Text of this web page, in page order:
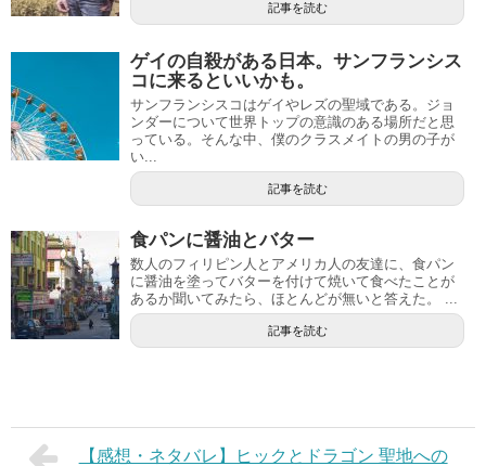
記事を読む
ゲイの自殺がある日本。サンフランシス
コに来るといいかも。
サンフランシスコはゲイやレズの聖域である。ジョ
ンダーについて世界トップの意識のある場所だと思
っている。そんな中、僕のクラスメイトの男の子が
い...
記事を読む
食パンに醤油とバター
数人のフィリピン人とアメリカ人の友達に、食パン
に醤油を塗ってバターを付けて焼いて食べたことが
あるか聞いてみたら、ほとんどが無いと答えた。 ...
記事を読む
【感想・ネタバレ】ヒックとドラゴン 聖地への